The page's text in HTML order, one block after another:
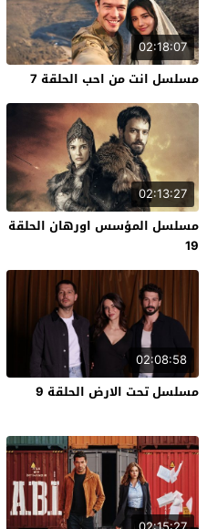
02:18:07
مسلسل انت من احب الحلقة 7
02:13:27
مسلسل المؤسس اورهان الحلقة
19
02:08:58
مسلسل تحت الارض الحلقة 9